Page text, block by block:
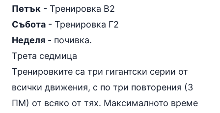
Петък - Тренировка В2
Събота - Тренировка Г2
Неделя - почивка.
Трета седмица
Тренировките са три гигантски серии от
всички движения, с по три повторения (3
ПМ) от всяко от тях. Максималното време